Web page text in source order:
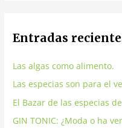
Entradas
Las algas como alimento.
Las especias son para el
El Bazar de las especias
GIN TONIC: ¿Moda o ha